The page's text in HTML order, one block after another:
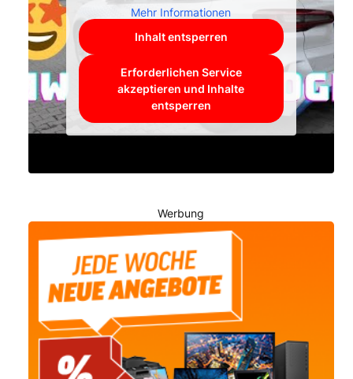
Mehr Informationen
Inhalt entsperren
Erforderlichen Service
akzeptieren und Inhalte
entsperren
Werbung